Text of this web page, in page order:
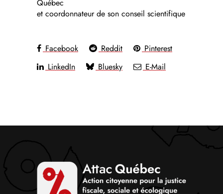
Québec
et coordonnateur de son conseil scientifique
Facebook Reddit
Pinterest
LinkedIn
Bluesky E-Mail